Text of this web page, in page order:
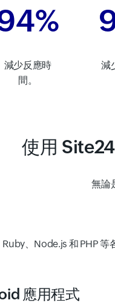
減少反應時
間。
減
使用
無論
、Node.js 和 PHP
應用程式